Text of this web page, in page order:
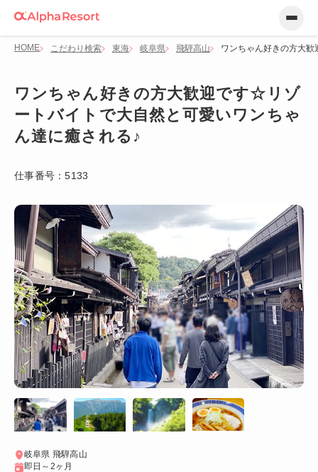
HOME こだわり検索 東海 岐阜県 飛騨高山 ワンちゃん好きの方大
ワンちゃん好きの方大歓迎です☆リゾ
ートバイトで大自然と可愛いワンちゃ
ん達に癒される♪
仕事番号：5133
岐阜県 飛騨高山
即日～2ヶ月